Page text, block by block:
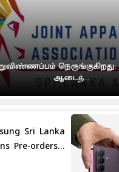
ஆடைத்...
Sri Lanka
Pre-orders...